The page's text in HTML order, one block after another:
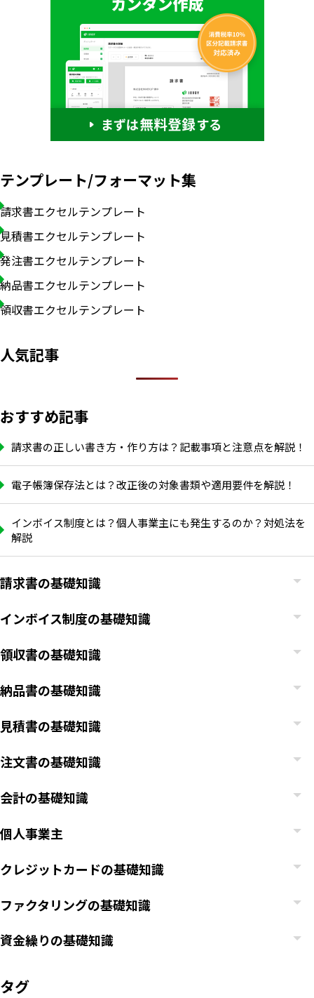
テンプレート/フォーマット集
請求書エクセルテンプレート
見積書エクセルテンプレート
発注書エクセルテンプレート
納品書エクセルテンプレート
領収書エクセルテンプレート
人気記事
おすすめ記事
請求書の正しい書き方・作り方は？記載事項と注意点を解説！
電子帳簿保存法とは？改正後の対象書類や適用要件を解説！
インボイス制度とは？個人事業主にも発生するのか？対処法を
解説
請求書の基礎知識
インボイス制度の基礎知識
領収書の基礎知識
納品書の基礎知識
見積書の基礎知識
注文書の基礎知識
会計の基礎知識
個人事業主
クレジットカードの基礎知識
ファクタリングの基礎知識
資金繰りの基礎知識
タグ